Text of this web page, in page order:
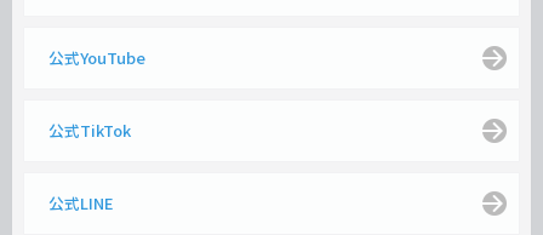
公式YouTube
公式TikTok
公式LINE